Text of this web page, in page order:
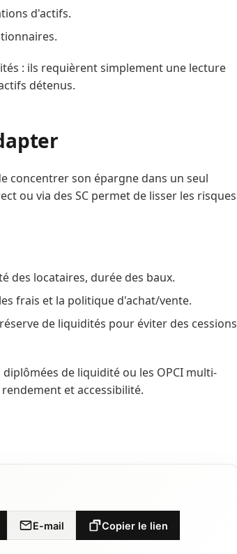
d'actifs.
: ils requièrent simplement une lecture
détenus.
concentrer son épargne dans un seul
ou via des SC permet de lisser les risques
des locataires, durée des baux.
frais et la politique d'achat/vente.
de liquidités pour éviter des cessions
de liquidité ou les OPCI multi-
et accessibilité.
E-mail Copier le lien